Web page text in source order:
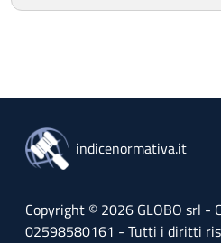
indicenormativa.it
Copyright © 2026 GLOBO srl -
02598580161 - Tutti i diritti